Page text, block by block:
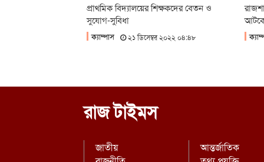
প্রাথমিক বিদ্যালয়ের শিক্ষকদের বেতন ও
সুযোগ-সুবিধা
ক্যাম্পাস ২১ ডিসেম্বর ২০২২ ০৪:৪৮
আটকে
রাজ টাইমস
জাতীয়
আন্তর্জাতিক